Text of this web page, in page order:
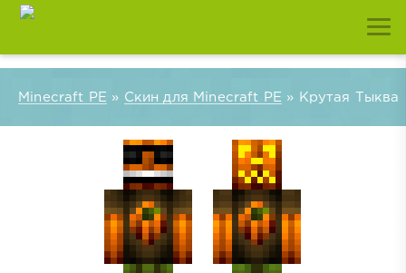
Minecraft PE » Скин для Minecraft PE » Крутая Тыква